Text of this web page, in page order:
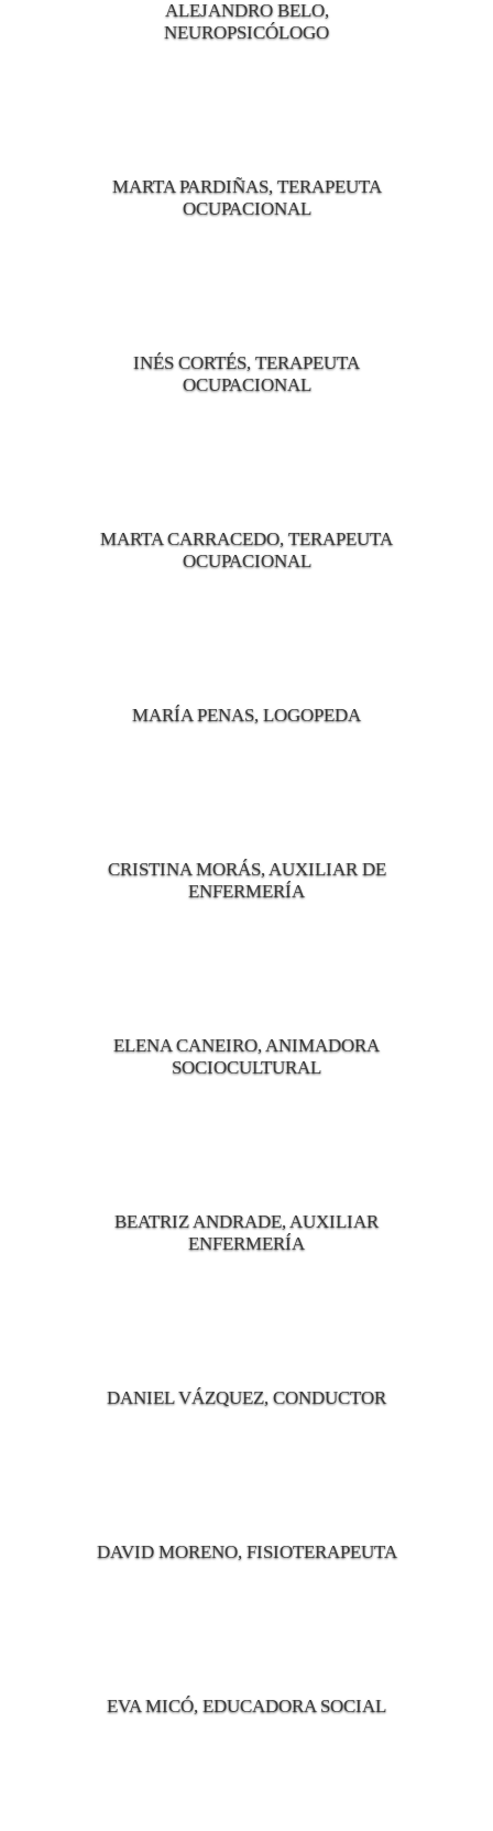
ALEJANDRO BELO,
NEUROPSICÓLOGO
MARTA PARDIÑAS, TERAPEUTA
OCUPACIONAL
INÉS CORTÉS, TERAPEUTA
OCUPACIONAL
MARTA CARRACEDO, TERAPEUTA
OCUPACIONAL
MARÍA PENAS, LOGOPEDA
CRISTINA MORÁS, AUXILIAR DE
ENFERMERÍA
ELENA CANEIRO, ANIMADORA
SOCIOCULTURAL
BEATRIZ ANDRADE, AUXILIAR
ENFERMERÍA
DANIEL VÁZQUEZ, CONDUCTOR
DAVID MORENO, FISIOTERAPEUTA
EVA MICÓ, EDUCADORA SOCIAL